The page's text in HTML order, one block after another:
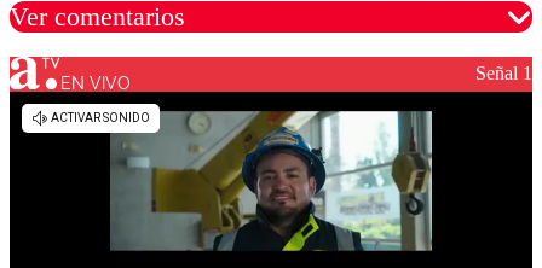
Ver comentarios
Los comentarios son moderados para garantizar un
diálogo respetuoso.
EN VIVO Señal 1